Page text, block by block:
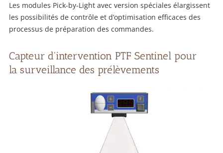
Les modules Pick-by-Light avec version spéciales élargissent
les possibilités de contrôle et d’optimisation efficaces des
processus de préparation des commandes.
Capteur d'intervention PTF Sentinel pour
la surveillance des prélèvements